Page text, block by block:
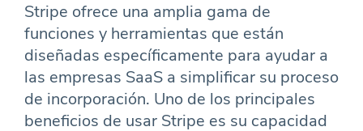
Stripe ofrece una amplia gama de
funciones y herramientas que están
diseñadas específicamente para ayudar a
las empresas SaaS a simplificar su proceso
de incorporación. Uno de los principales
beneficios de usar Stripe es su capacidad